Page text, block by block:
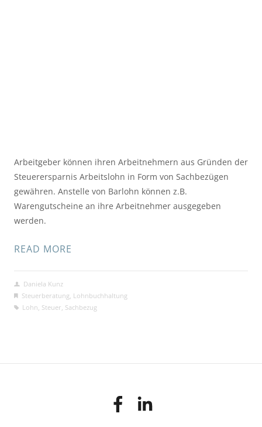
Arbeitgeber können ihren Arbeitnehmern aus Gründen der
Steuerersparnis Arbeitslohn in Form von Sachbezügen
gewähren. Anstelle von Barlohn können z.B.
Warengutscheine an ihre Arbeitnehmer ausgegeben
werden.
READ MORE
Daniela Kunz
Steuerberatung Lohnbuchhaltung
Lohn Steuer Sachbezug